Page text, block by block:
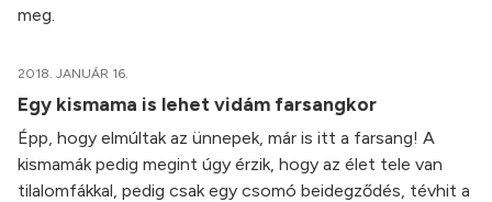
meg.
2018. JANUÁR 16.
Egy kismama is lehet vidám farsangkor
Épp, hogy elmúltak az ünnepek, már is itt a farsang! A
kismamák pedig megint úgy érzik, hogy az élet tele van
tilalomfákkal, pedig csak egy csomó beidegződés, tévhit a